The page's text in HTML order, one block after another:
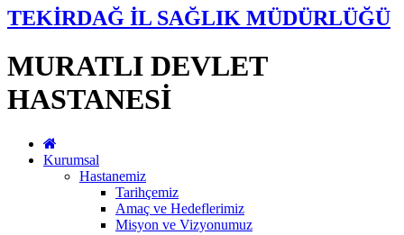
TEKİRDAĞ İL SAĞLIK MÜDÜRLÜĞÜ
MURATLI DEVLET
HASTANESİ
Kurumsal
Hastanemiz
Tarihçemiz
Amaç ve Hedeflerimiz
Misyon ve Vizyonumuz